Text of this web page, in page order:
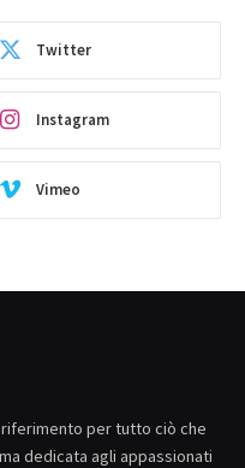
Twitter
Instagram
Vimeo
per tutto ciò che
dedicata agli appassionati